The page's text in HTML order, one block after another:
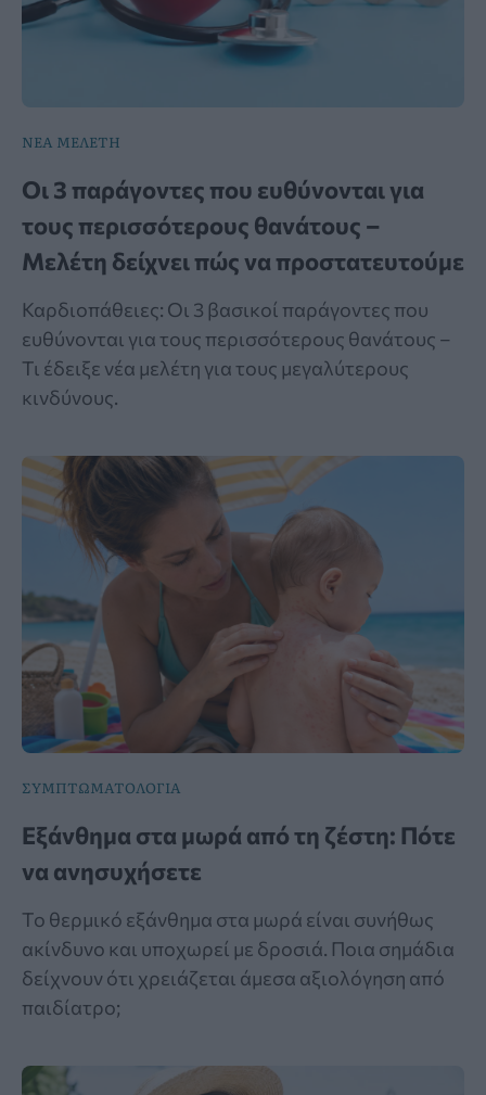
ΝΕΑ ΜΕΛΕΤΗ
Οι 3 παράγοντες που ευθύνονται για
τους περισσότερους θανάτους –
Μελέτη δείχνει πώς να προστατευτούμε
Καρδιοπάθειες: Οι 3 βασικοί παράγοντες που
ευθύνονται για τους περισσότερους θανάτους –
Τι έδειξε νέα μελέτη για τους μεγαλύτερους
κινδύνους.
ΣΥΜΠΤΩΜΑΤΟΛΟΓΙΑ
Εξάνθημα στα μωρά από τη ζέστη: Πότε
να ανησυχήσετε
Το θερμικό εξάνθημα στα μωρά είναι συνήθως
ακίνδυνο και υποχωρεί με δροσιά. Ποια σημάδια
δείχνουν ότι χρειάζεται άμεσα αξιολόγηση από
παιδίατρο;